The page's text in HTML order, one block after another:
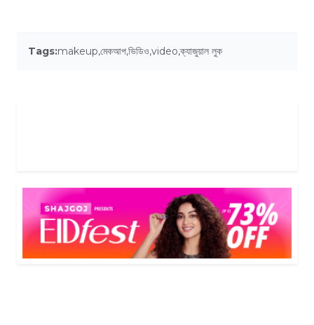
Tags:makeup,মেকআপ,ভিডিও,video,ক্যাজুয়াল লুক